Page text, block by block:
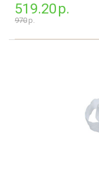
519.20р.
970 р.